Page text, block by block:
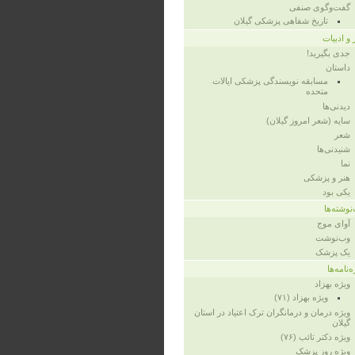
گفت‌وگوی صنفی
تاریخ شفاهی پزشکی گیلان
و ادبیات
جدی بگیرید!
داستان
مسابقه نویسندگی پزشکی ایالات
متحده
دیدنی‌ها
سایه (شعر امروز گیلان)
شعر
شنیدنی‌ها
نما
هنر و پزشکی
یکی بود
آوای موج
وب‌نوشت
یک پزشک
ویژه‌ بهزاد
ویژه‌ بهزاد (۷۱)
ویژه‌ درمان و درمانگران ترک اعتیاد در استان
گیلان
ویژه‌ دکتر تائب (۷۶)
ویژه‌ روز پزشک